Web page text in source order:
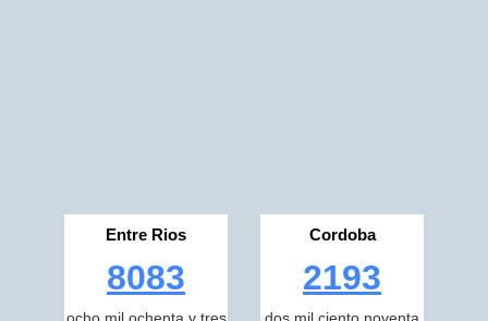
Entre Rios
8083
Cordoba
2193